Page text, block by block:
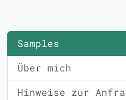
Samples
Über mich
Hinweise zur